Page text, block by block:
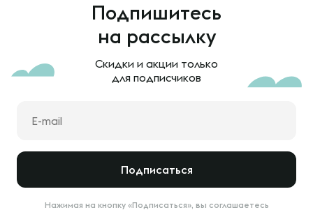
Подпишитесь
на рассылку
Скидки и акции только
для подписчиков
Подписаться
Нажимая на кнопку «Подписаться», вы соглашаетесь